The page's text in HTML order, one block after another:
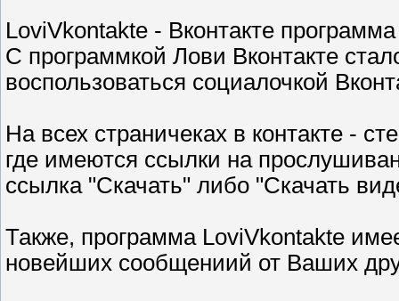
LoviVkontakte - Вконтакте
С программкой Лови Вконтакте
воспользоваться социалочкой
На всех страничеках в контакте -
где имеются ссылки на
ссылка "Скачать" либо "Скачать
Также, программа LoviVkontakte
новейших сообщениий от Ваших